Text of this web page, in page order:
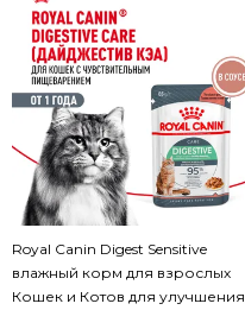
Royal Canin Digest Sensitive
влажный корм для взрослых
Кошек и Котов для улучшения